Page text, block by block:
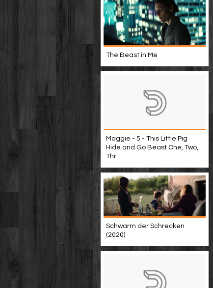
The Beast in Me
Maggie - 5 - This Little Pig
Hide and Go Beast One, Two,
Thr
Schwarm der Schrecken
(2020)